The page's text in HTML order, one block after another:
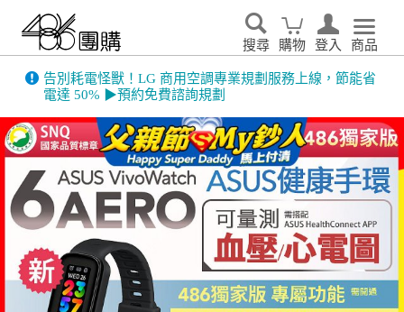
搜尋 購物 登入 商品
486門市展示機限量出清！享原廠保固 ➔ 超值優惠搶先看